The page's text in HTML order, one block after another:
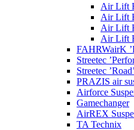
Air Lift
Air Lift
Air Lift
Air Lift
FAHRWairK
Streetec
Streetec
PRAZIS air
Airforce
Gamechanger
AirREX
TA Technix